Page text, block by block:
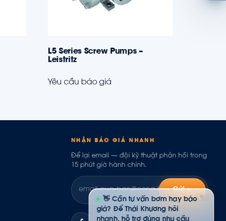
L5 Series Screw Pumps –
Leistritz
Yêu cầu báo giá
NHẬN BÁO GIÁ NHANH
Để lại email — đội kỹ thuật phản hồi trong
15 phút giờ hành chính.
Gửi
✕
👋 Cần tư vấn bơm hay báo
giá? Để Thái Khương hỏi
nhanh, hỗ trợ đúng nhu cầu